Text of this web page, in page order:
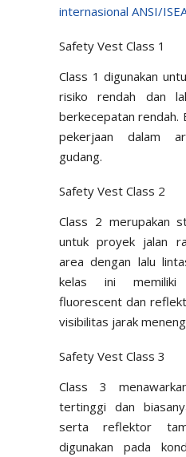
internasional ANSI/
Safety Vest Class 1
Class 1 digunakan
risiko rendah dan
berkecepatan rendah.
pekerjaan dalam
gudang.
Safety Vest Class 2
Class 2 merupakan
untuk proyek jalan
area dengan lalu
kelas ini memiliki
fluorescent dan
visibilitas jarak
Safety Vest Class 3
Class 3
tertinggi dan
serta reflektor
digunakan pada